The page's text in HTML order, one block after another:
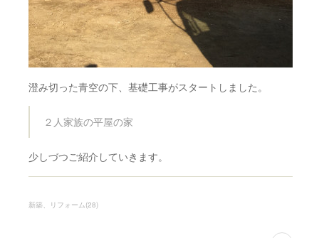
澄み切った青空の下、基礎工事がスタートしました。
２人家族の平屋の家
少しづつご紹介していきます。
新築、リフォーム(28)